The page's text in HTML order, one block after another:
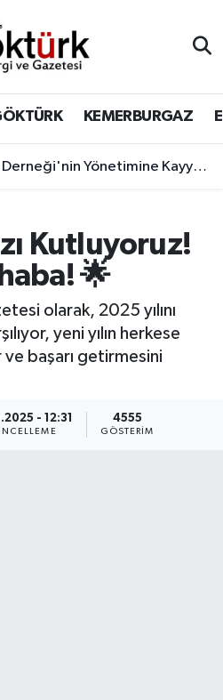
KEMERBURGAZ
Yönetimine Kayyum Atandı
Kutluyoruz!
🌟
olarak, 2025 yılını
yeni yılın herkese
ve başarı getirmesini
- 12:31 4555
GÖSTERIM
Haritası
ve Fikstür